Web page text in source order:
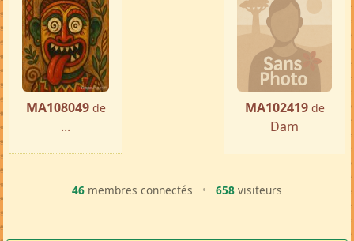
MA108049 de
...
MA102419 de
Dam
46 membres connectés • 658 visiteurs